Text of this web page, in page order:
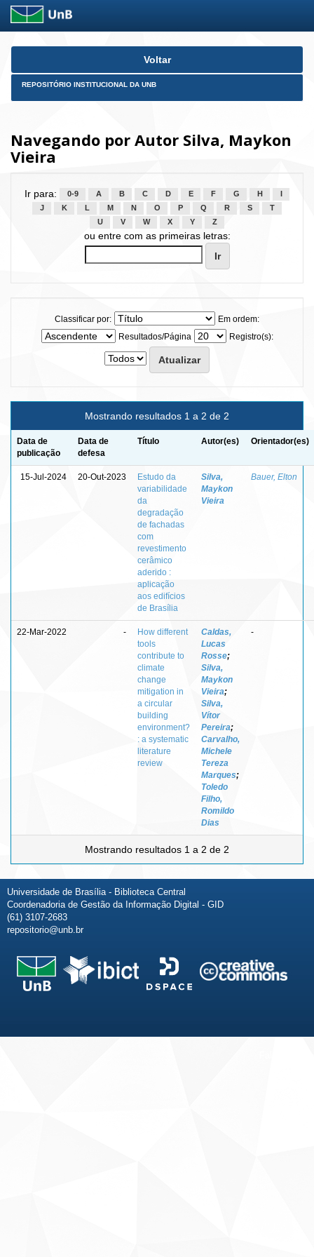
Skip
Voltar
REPOSITÓRIO INSTITUCIONAL DA UNB
Navegando por Autor Silva, Maykon
Vieira
Ir para: 0-9 A B C D E F G H
J
K L M N O P Q R S
T
U
V W X Y Z
ou entre com as primeiras letras:
Classificar por:
Em ordem:
Resultados/Página
Registro(s):
Mostrando resultados 1 a 2 de 2
Data de
publicação
Data de
defesa
Título Autor(es) Orientador(es)
15-Jul-2024 20-Out-2023
Estudo da
variabilidade
da
degradação
de fachadas
com
revestimento
cerâmico
aderido :
aplicação
aos edifícios
de Brasília
Silva,
Maykon
Vieira
Bauer, Elton
22-Mar-2022 -
How different
tools
contribute to
climate
change
mitigation in
a circular
building
environment?
: a systematic
literature
review
Caldas,
Lucas
Rosse;
Silva,
Maykon
Vieira;
Silva,
Vítor
Pereira;
Carvalho,
Michele
Tereza
Marques;
Toledo
Filho,
Romildo
Dias
-
Mostrando resultados 1 a 2 de 2
Universidade de Brasília - Biblioteca Central
Coordenadoria de Gestão da Informação Digital - GID
(61) 3107-2683
repositorio@unb.br